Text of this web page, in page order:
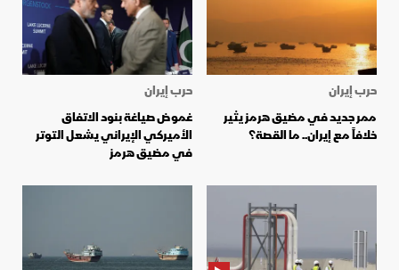
حرب إيران
ممر جديد في مضيق هرمز يثير
خلافاً مع إيران.. ما القصة؟
حرب إيران
غموض صياغة بنود الاتفاق
الأميركي الإيراني يشعل التوتر
في مضيق هرمز